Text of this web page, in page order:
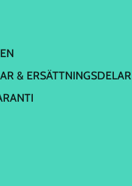
& ERSÄTTNINGSDELAR